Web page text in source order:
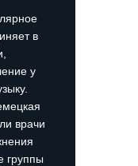
в
у
врачи
группы